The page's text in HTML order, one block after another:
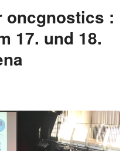
oncgnostics :
17. und 18.